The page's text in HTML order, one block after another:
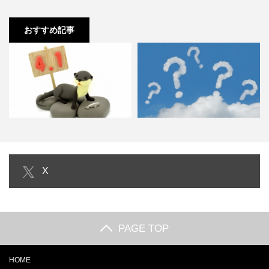
おすすめ記事
エイプリルフールの嘘ネタ！好き
な人や彼氏,彼女を騙したい…
X
PAGE TOP
HOME